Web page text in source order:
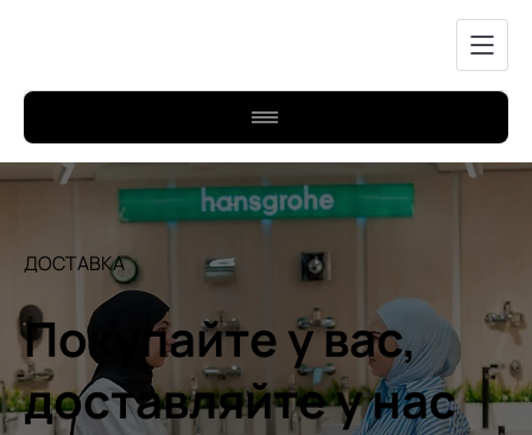
ДОСТАВКА
Покупайте у вас,
доставляйте у нас